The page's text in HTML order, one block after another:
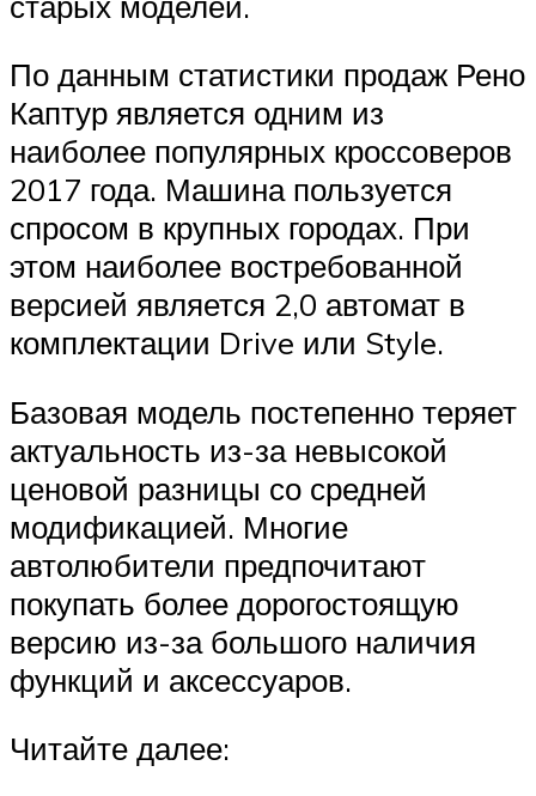
По данным статистики продаж Рено
Каптур является одним из
наиболее популярных кроссоверов
2017 года. Машина пользуется
спросом в крупных городах. При
этом наиболее востребованной
версией является 2,0 автомат в
комплектации Drive или Style.
Базовая модель постепенно теряет
актуальность из-за невысокой
ценовой разницы со средней
модификацией. Многие
автолюбители предпочитают
покупать более дорогостоящую
версию из-за большого наличия
функций и аксессуаров.
Читайте далее: